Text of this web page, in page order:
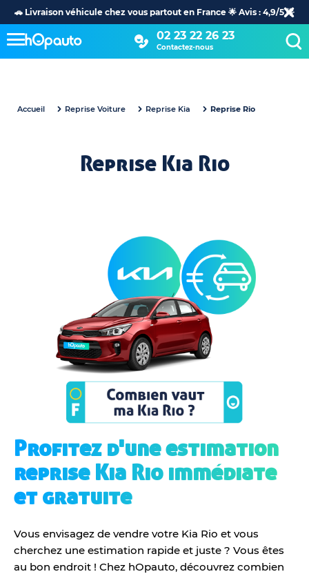
🚗 Livraison véhicule chez vous partout en France 🌟 Avis : 4,9/5 🌟
02 23 22 26 23
Contactez-nous
Accueil Reprise Voiture Reprise Kia Reprise Rio
Reprise Kia Rio
Profitez d'une estimation
reprise Kia Rio immédiate
et gratuite
Vous envisagez de vendre votre Kia Rio et vous
cherchez une estimation rapide et juste ? Vous êtes
au bon endroit ! Chez hOpauto, découvrez combien